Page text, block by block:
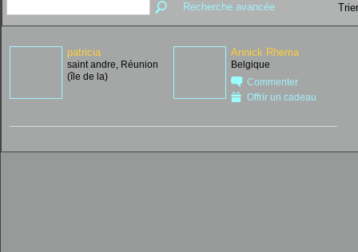
Recherche avancée
patricia
saint andre, Réunion
(île de la)
Annick Rhema
Belgique
Commenter
Offrir un cadeau